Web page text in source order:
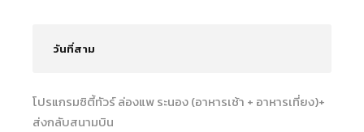
วันที่สาม
โปรแกรมซิตี้ทัวร์ ล่องแพ ระนอง (อาหารเช้า + อาหารเที่ยง)+
ส่งกลับสนามบิน